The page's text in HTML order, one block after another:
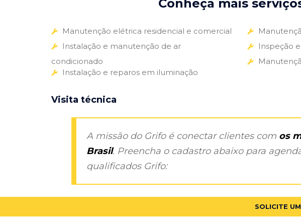
Conheça mais
Manutenção elétrica residencial e comercial
Instalação e manutenção de ar
condicionado
Instalação e reparos em iluminação
Inspeção
Visita técnica
A missão do Grifo é conectar clientes com os
Brasil. Preencha o cadastro abaixo para
qualificados Grifo:
SOLICITE